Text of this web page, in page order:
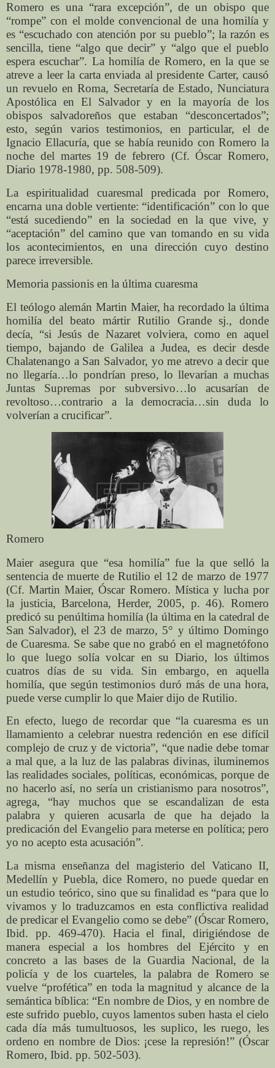
Romero es una “rara excepción”, de un obispo que
“rompe” con el molde convencional de una homilía y
es “escuchado con atención por su pueblo”; la razón es
sencilla, tiene “algo que decir” y “algo que el pueblo
espera escuchar”. La homilía de Romero, en la que se
atreve a leer la carta enviada al presidente Carter, causó
un revuelo en Roma, Secretaría de Estado, Nunciatura
Apostólica en El Salvador y en la mayoría de los
obispos salvadoreños que estaban “desconcertados”;
esto, según varios testimonios, en particular, el de
Ignacio Ellacuría, que se había reunido con Romero la
noche del martes 19 de febrero (Cf. Óscar Romero,
Diario 1978-1980, pp. 508-509).
La espiritualidad cuaresmal predicada por Romero,
encarna una doble vertiente: “identificación” con lo que
“está sucediendo” en la sociedad en la que vive, y
“aceptación” del camino que van tomando en su vida
los acontecimientos, en una dirección cuyo destino
parece irreversible.
Memoria passionis en la última cuaresma
El teólogo alemán Martin Maier, ha recordado la última
homilía del beato mártir Rutilio Grande sj., donde
decía, “si Jesús de Nazaret volviera, como en aquel
tiempo, bajando de Galilea a Judea, es decir desde
Chalatenango a San Salvador, yo me atrevo a decir que
no llegaría…lo pondrían preso, lo llevarían a muchas
Juntas Supremas por subversivo…lo acusarían de
revoltoso…contrario a la democracia…sin duda lo
volverían a crucificar”.
Romero
Maier asegura que “esa homilía” fue la que selló la
sentencia de muerte de Rutilio el 12 de marzo de 1977
(Cf. Martin Maier, Óscar Romero. Mística y lucha por
la justicia, Barcelona, Herder, 2005, p. 46). Romero
predicó su penúltima homilía (la última en la catedral de
San Salvador), el 23 de marzo, 5° y último Domingo
de Cuaresma. Se sabe que no grabó en el magnetófono
lo que luego solía volcar en su Diario, los últimos
cuatros días de su vida. Sin embargo, en aquella
homilía, que según testimonios duró más de una hora,
puede verse cumplir lo que Maier dijo de Rutilio.
En efecto, luego de recordar que “la cuaresma es un
llamamiento a celebrar nuestra redención en ese difícil
complejo de cruz y de victoria”, “que nadie debe tomar
a mal que, a la luz de las palabras divinas, iluminemos
las realidades sociales, políticas, económicas, porque de
no hacerlo así, no sería un cristianismo para nosotros”,
agrega, “hay muchos que se escandalizan de esta
palabra y quieren acusarla de que ha dejado la
predicación del Evangelio para meterse en política; pero
yo no acepto esta acusación”.
La misma enseñanza del magisterio del Vaticano II,
Medellín y Puebla, dice Romero, no puede quedar en
un estudio teórico, sino que su finalidad es “para que lo
vivamos y lo traduzcamos en esta conflictiva realidad
de predicar el Evangelio como se debe” (Óscar Romero,
Ibid. pp. 469-470). Hacia el final, dirigiéndose de
manera especial a los hombres del Ejército y en
concreto a las bases de la Guardia Nacional, de la
policía y de los cuarteles, la palabra de Romero se
vuelve “profética” en toda la magnitud y alcance de la
semántica bíblica: “En nombre de Dios, y en nombre de
este sufrido pueblo, cuyos lamentos suben hasta el cielo
cada día más tumultuosos, les suplico, les ruego, les
ordeno en nombre de Dios: ¡cese la represión!” (Óscar
Romero, Ibid. pp. 502-503).